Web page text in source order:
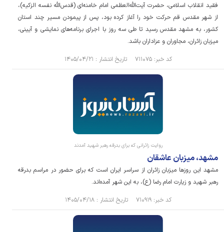
فقید انقلاب اسلامی، حضرت آیت‌الله‌العظمی امام خامنه‌ای (قدس‌الله نفسه الزکیه)،
از شهر مقدس قم حرکت خود را آغاز کرده بود، پس از پیمودن مسیر چند استان
کشور، به مشهد مقدس رسید تا طی سه روز با اجرای برنامه‌های نمایشی و آیینی،
میزبان زائران، مجاوران و عزاداران باشد.
کد خبر: ۷۱۱۰۷۵ تاریخ انتشار : ۱۴۰۵/۰۴/۲۱
روایت زائرانی که برای بدرقه رهبر شهید آمدند
مشهد، میزبان عاشقان
مشهد این روزها میزبان زائران از سراسر ایران است که برای حضور در مراسم بدرقه
رهبر شهید و زیارت امام رضا (ع)، به این شهر آمده‌اند.
کد خبر: ۷۱۰۹۱۹ تاریخ انتشار : ۱۴۰۵/۰۴/۱۸